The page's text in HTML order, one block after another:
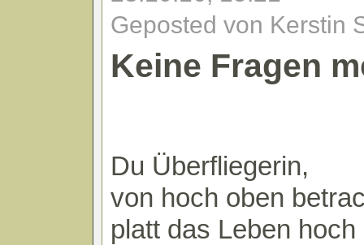
Geposted von Kerstin
Keine Fragen
Du Überfliegerin,
von hoch oben
platt das Leben hoch